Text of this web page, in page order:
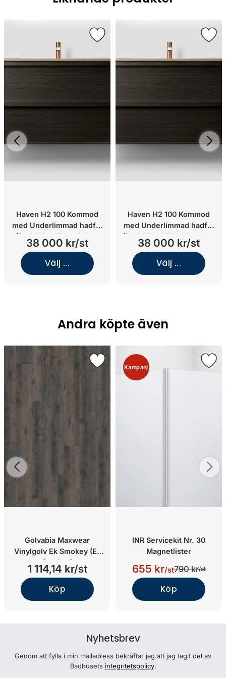
Haven H2 100 Kommod
med Underlimmad hadfat
(Dark Wood/Jura Select
Classic/Underlimmat Black
Chrome)
38 000 kr/st
Välj ...
Haven H2 100 Kommod
med Underlimmad hadfat
(Dark Wood/Glanshammar
Silk/Underlimmat vit solid
surface)
38 000 kr/st
Välj ...
Andra köpte även
Golvabia Maxwear
Vinylgolv Ek Smokey (Ek
Smokey)
1 114,14 kr/st
Köp
Kampanj
INR Servicekit Nr. 30
Magnetlister
655 kr/st790 kr/st
Köp
Nyhetsbrev
Genom att fylla i min mailadress bekräftar jag att jag tagit del av
Badhusets integritetspolicy.